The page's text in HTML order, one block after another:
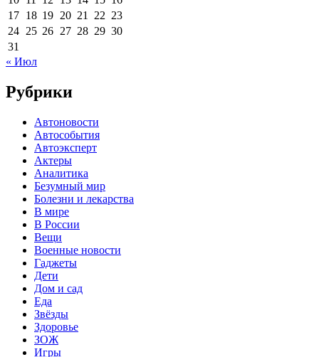
17 18 19 20 21 22 23
24 25 26 27 28 29 30
31
« Июл
Рубрики
Автоновости
Автособытия
Автоэксперт
Актеры
Аналитика
Безумный мир
Болезни и лекарства
В мире
В России
Вещи
Военные новости
Гаджеты
Дети
Дом и сад
Еда
Звёзды
Здоровье
ЗОЖ
Игры